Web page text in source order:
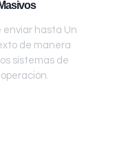
enviar hasta Un
de manera
sistemas de